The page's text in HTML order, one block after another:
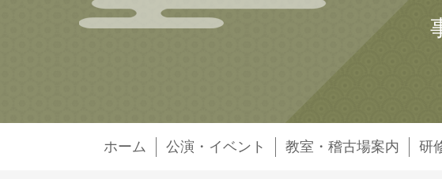
ホーム 公演・イベント 教室・稽古場案内 研